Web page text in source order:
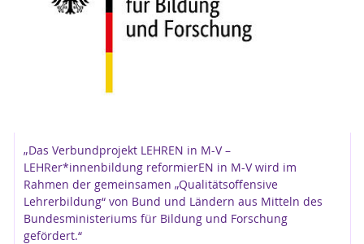
Zurtechnischen Ausstattunggehören ein
stationäres und portables videogestütztes
In der Lehre dient derEinsatz von Video
problemorientierten Unterrichtsbeispielen
zum Generieren pädagogisch-
psychologischen Theoriewissens,
Praxisreflexion etc.)
als Teil des Portfolios oder Lerntagebuchs
zur videogestützten Intervention (z. B.
„Das Verbundprojekt LEHREN in M-V –
LEHRer*innenbildung reformierEN in M-V wird im
Rahmen der gemeinsamen „Qualitätsoffensive
Lehrerbildung“ von Bund und Ländern aus Mitteln des
Bundesministeriums für Bildung und Forschung
gefördert.“